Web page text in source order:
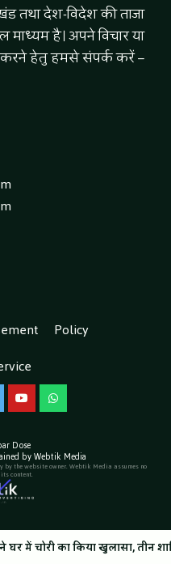
के पार कोटद्वार के बाद
तथा देश-विदेश की ताजा
माध्यम है। अपने विचार या
करने हेतु हमसे संपर्क करें –
Policy
YouTubeWhatsApp
Dose
by Webtik Media
the website owner. Webtik Media assumes no
content.
खुलासा, तीन शातिर चोर